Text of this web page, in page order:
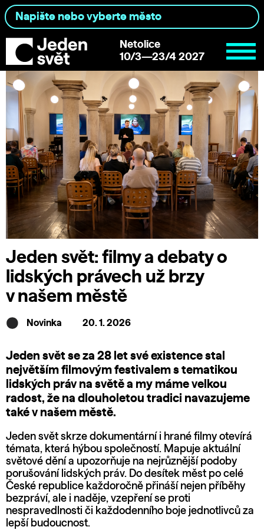
Netolice
10/3—23/4 2027
Jeden svět: filmy a debaty o
lidských právech už brzy
v našem městě
Novinka 20. 1. 2026
Jeden svět se za 28 let své existence stal
největším filmovým festivalem s tematikou
lidských práv na světě a my máme velkou
radost, že na dlouholetou tradici navazujeme
také v našem městě.
Jeden svět skrze dokumentární i hrané filmy otevírá
témata, která hýbou společností. Mapuje aktuální
světové dění a upozorňuje na nejrůznější podoby
porušování lidských práv. Do desítek měst po celé
České republice každoročně přináší nejen příběhy
bezpráví, ale i naděje, vzepření se proti
nespravedlnosti či každodenního boje jednotlivců za
lepší budoucnost.